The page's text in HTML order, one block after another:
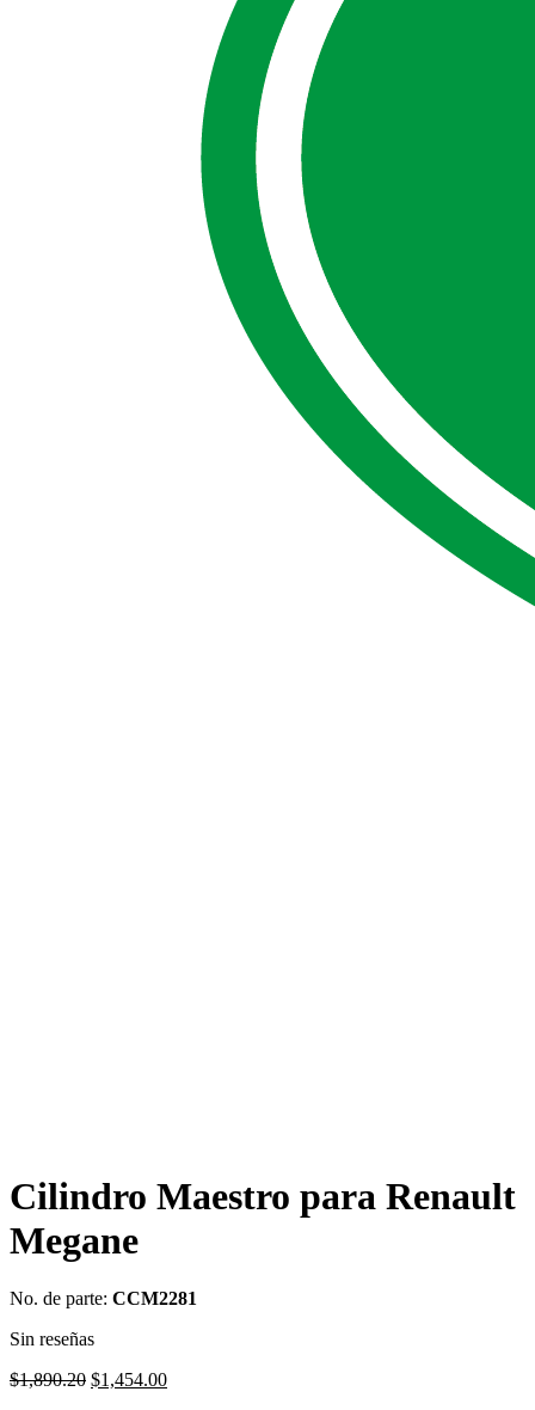
Cilindro Maestro para Renault
Megane
No. de parte: CCM2281
Sin reseñas
$1,890.20 Original
$1,454.00Current